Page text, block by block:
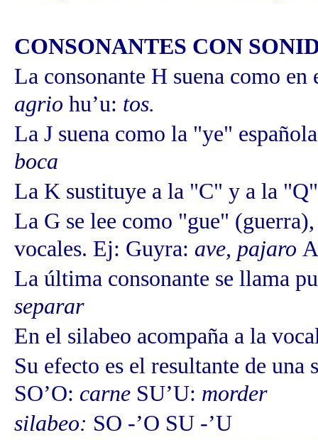
CONSONANTES CON
La consonante H suena como
agrio hu’u: tos.
La J suena como la "ye"
boca
La K sustituye a la "C" y a la
La G se lee como "gue"
vocales. Ej: Guyra: ave, pajaro
La última consonante se llama
separar
En el silabeo acompaña a la
Su efecto es el resultante de
SO’O: carne SU’U: morder
silabeo: SO -’O SU -’U